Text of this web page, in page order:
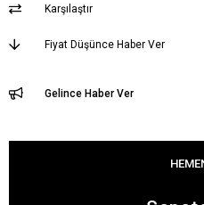
Karşılaştır
Fiyat Düşünce Haber Ver
Gelince Haber Ver